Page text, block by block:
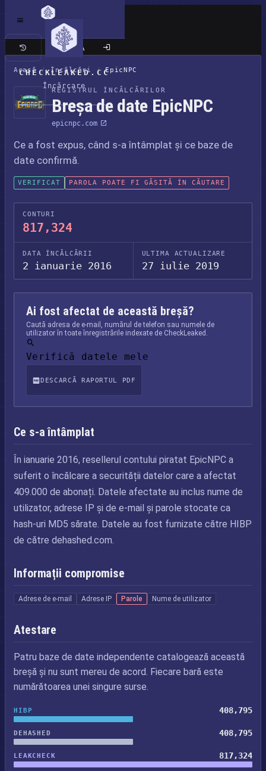
CHECKLEAKED.CC
Încărcare
Site clasic
Acasă / Încălcări / EpicNPC
REGISTRUL ÎNCĂLCĂRILOR
Breșa de date EpicNPC
epicnpc.com
Ce a fost expus, când s-a întâmplat și ce baze de
date confirmă.
VERIFICAT PAROLA POATE FI GĂSITĂ ÎN CĂUTARE
CONTURI
817,324
DATA ÎNCĂLCĂRII
2 ianuarie 2016
ULTIMA ACTUALIZARE
27 iulie 2019
Ai fost afectat de această breșă?
Caută adresa de e-mail, numărul de telefon sau numele de
utilizator în toate înregistrările indexate de CheckLeaked.
Verifică datele mele
DESCARCĂ RAPORTUL PDF
Ce s-a întâmplat
În ianuarie 2016, resellerul contului piratat EpicNPC a
suferit o încălcare a securității datelor care a afectat
409.000 de abonați. Datele afectate au inclus nume de
utilizator, adrese IP și de e-mail și parole stocate ca
hash-uri MD5 sărate. Datele au fost furnizate către HIBP
de către dehashed.com.
Informații compromise
Adrese de e-mail Adrese IP Parole Nume de utilizator
Atestare
Patru baze de date independente catalogează această
breșă și nu sunt mereu de acord. Fiecare bară este
numărătoarea unei singure surse.
HIBP 408,795
DEHASHED 408,795
LEAKCHECK 817,324